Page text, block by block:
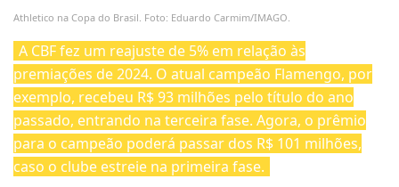
Athletico na Copa do Brasil. Foto: Eduardo Carmim/IMAGO.
A CBF fez um reajuste de 5% em relação às
premiações de 2024. O atual campeão Flamengo, por
exemplo, recebeu R$ 93 milhões pelo título do ano
passado, entrando na terceira fase. Agora, o prêmio
para o campeão poderá passar dos R$ 101 milhões,
caso o clube estreie na primeira fase.